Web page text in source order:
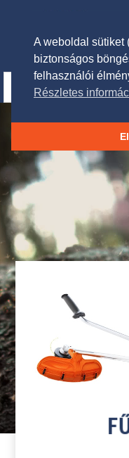
A weboldal sütiket
biztonságos
felhasználói
Részletes